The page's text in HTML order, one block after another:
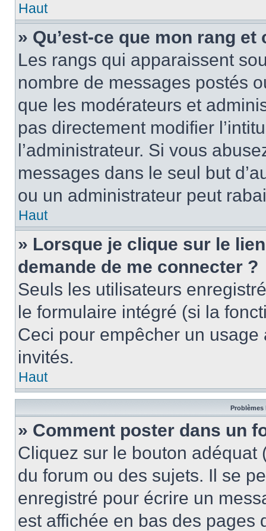
Haut
» Qu’est-ce que mon rang
Les rangs qui apparaissent
nombre de messages postés
que les modérateurs et
pas directement modifier
l’administrateur. Si vous
messages dans le seul but
ou un administrateur peut
Haut
» Lorsque je clique sur le
demande de me connecter ?
Seuls les utilisateurs
le formulaire intégré (si la
Ceci pour empêcher un
invités.
Haut
Problèmes
» Comment poster dans un
Cliquez sur le bouton
du forum ou des sujets. Il se
enregistré pour écrire un
est affichée en bas des pages